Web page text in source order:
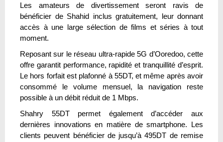
Les amateurs de divertissement seront ravis de
bénéficier de Shahid inclus gratuitement, leur donnant
accès à une large sélection de films et séries à tout
moment.
Reposant sur le réseau ultra-rapide 5G d’Ooredoo, cette
offre garantit performance, rapidité et tranquillité d’esprit.
Le hors forfait est plafonné à 55DT, et même après avoir
consommé le volume mensuel, la navigation reste
possible à un débit réduit de 1 Mbps.
Shahry 55DT permet également d’accéder aux
dernières innovations en matière de smartphone. Les
clients peuvent bénéficier de jusqu’à 495DT de remise